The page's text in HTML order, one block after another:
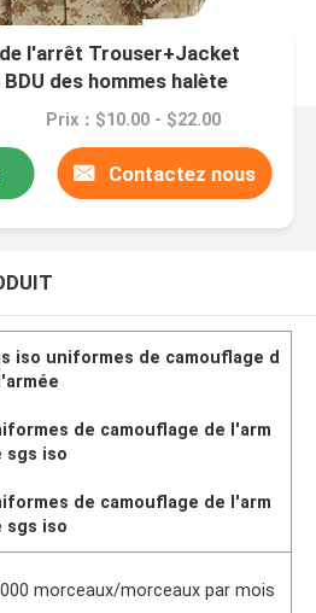
l'arrêt Trouser+Jacket
des hommes halète
le camouflage de Digital
Prix：$10.00 - $22.00
Contactez nous
iso uniformes de camouflage d
de camouflage de l'arm
sgs iso
de camouflage de l'arm
sgs iso
morceaux/morceaux par mois